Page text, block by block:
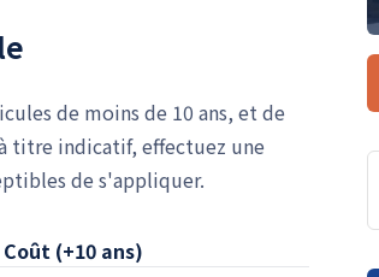
de moins de 10 ans, et de
titre indicatif, effectuez une
de s'appliquer.
Coût (+10 ans)